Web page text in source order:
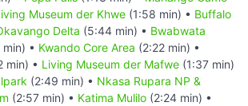
Museum der Khwe (1:58 min) • Buffalo
Delta (5:44 min) • Bwabwata
• Kwando Core Area (2:22 min) •
min) • Living Museum der Mafwe (1:37 min)
(2:49 min) • Nkasa Rupara NP &
(2:57 min) • Katima Mulilo (2:24 min) •